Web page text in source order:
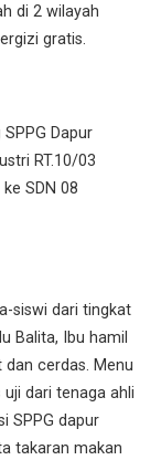
di 2 wilayah
gratis.
Dapur
RT.10/03
SDN 08
siswi dari tingkat
Balita, Ibu hamil
cerdas. Menu
dari tenaga ahli
SPPG dapur
takaran makan